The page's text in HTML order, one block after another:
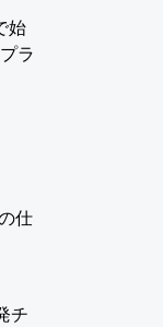
始
ラ
仕
チ